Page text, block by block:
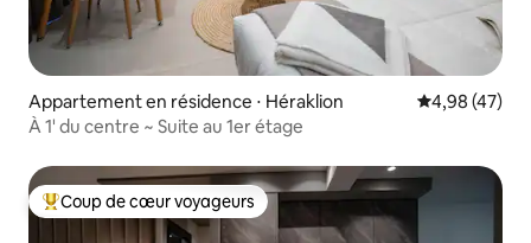
Appartement en résidence ⋅ Héraklion Évaluation
4,98 (47)
À 1' du centre ~ Suite au 1er étage
Coups de cœur voyageurs les plus appréciés
Coup de cœur voyageurs